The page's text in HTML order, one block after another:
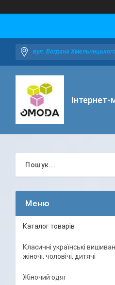
вул. Богдана
Інтернет-
Каталог товарів
Класичні українські
жіночі, чоловічі, дитячі
Жіночий одяг